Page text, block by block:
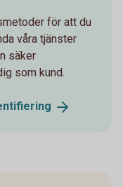
för att du
våra tjänster
säker
som kund.